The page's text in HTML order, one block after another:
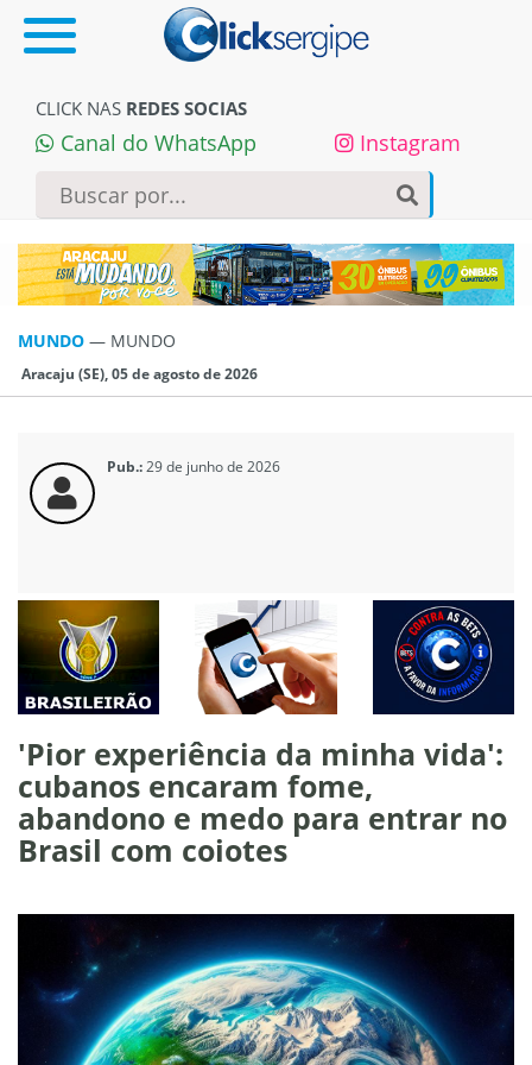
CLICK NAS REDES SOCIAS
Canal do WhatsApp Instagram
MUNDO — MUNDO
Aracaju (SE), 05 de agosto de 2026
Pub.:29 de junho de 2026
'Pior experiência da minha vida':
cubanos encaram fome,
abandono e medo para entrar no
Brasil com coiotes